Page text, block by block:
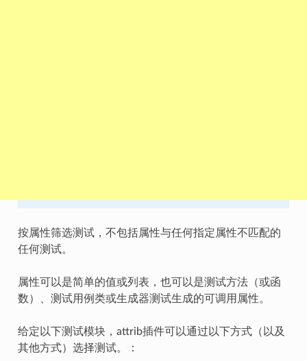
按属性筛选测试，不包括属性与任何指定属性不匹配的
任何测试。
属性可以是简单的值或列表，也可以是测试方法（或函
数）、测试用例类或生成器测试生成的可调用属性。
给定以下测试模块，attrib插件可以通过以下方式（以及
其他方式）选择测试。：